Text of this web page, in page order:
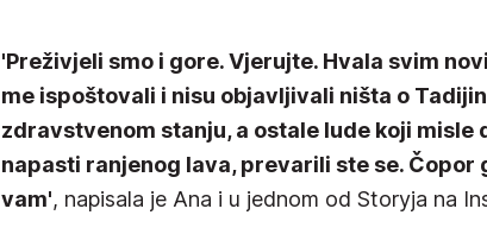
'Preživjeli smo i gore. Vjerujte. Hvala svim
me ispoštovali i nisu objavljivali ništa o
zdravstvenom stanju, a ostale lude koji misle
napasti ranjenog lava, prevarili ste se. Čopor
vam', napisala je Ana i u jednom od Storyja na